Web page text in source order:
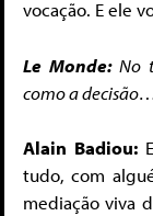
vocação. E ele
Le Monde:No
como a
Alain Badiou:
tudo, com
mediação viva